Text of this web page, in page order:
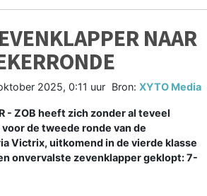
NAAR
2025, 0:11 uur Bron: XYTO Media
- ZOB heeft zich zonder al teveel
de tweede ronde van de
Victrix, uitkomend in de vierde klasse
onvervalste zevenklapper geklopt: 7-